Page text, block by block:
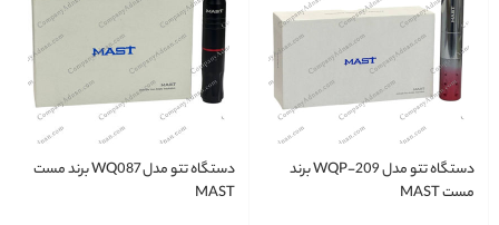
دستگاه تتو مدل WQP-209 برند
مست MAST
دستگاه تتو مدل WQ087 برند مست
MAST